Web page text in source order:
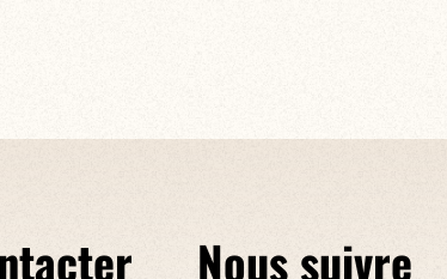
EN SAVOIR PLUS Nous suivre